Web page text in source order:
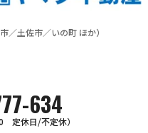
／土佐市／いの町 ほか）
634
定休日/不定休）